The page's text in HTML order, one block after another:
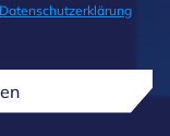
Datenschutzerklärung